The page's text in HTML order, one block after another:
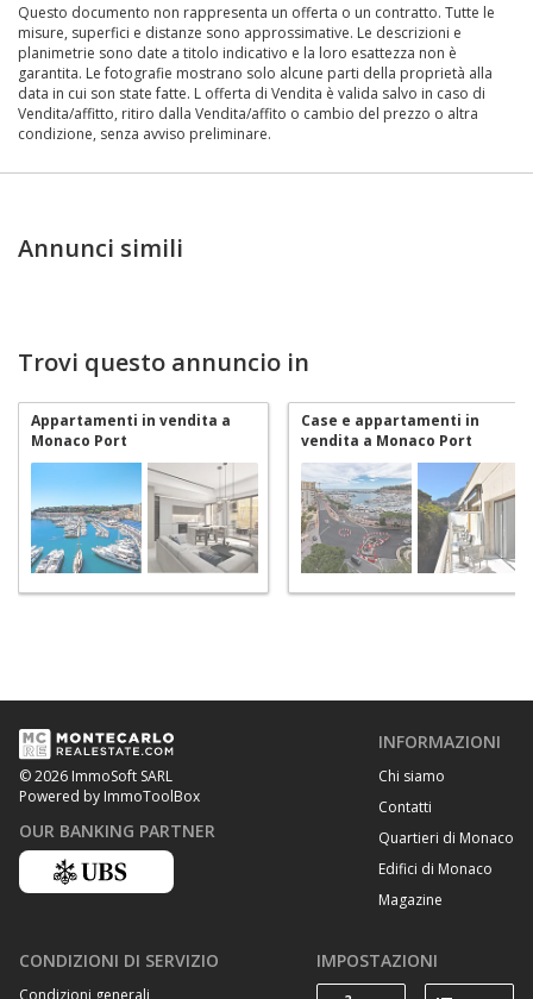
Questo documento non rappresenta un offerta o un contratto. Tutte le
misure, superfici e distanze sono approssimative. Le descrizioni e
planimetrie sono date a titolo indicativo e la loro esattezza non è
garantita. Le fotografie mostrano solo alcune parti della proprietà alla
data in cui son state fatte. L offerta di Vendita è valida salvo in caso di
Vendita/affitto, ritiro dalla Vendita/affito o cambio del prezzo o altra
condizione, senza avviso preliminare.
Annunci simili
Trovi questo annuncio in
Appartamenti in vendita a
Monaco Port
Case e appartamenti in
vendita a Monaco Port
© 2026 ImmoSoft SARL
Powered by ImmoToolBox
OUR BANKING PARTNER
INFORMAZIONI
Chi siamo
Contatti
Quartieri di Monaco
Edifici di Monaco
Magazine
CONDIZIONI DI SERVIZIO
Condizioni generali
IMPOSTAZIONI